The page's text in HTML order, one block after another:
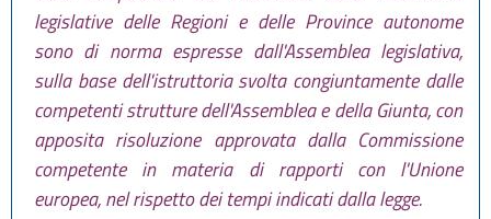
legislative delle Regioni e delle Province autonome
sono di norma espresse dall'Assemblea legislativa,
sulla base dell'istruttoria svolta congiuntamente dalle
competenti strutture dell'Assemblea e della Giunta, con
apposita risoluzione approvata dalla Commissione
competente in materia di rapporti con l'Unione
europea, nel rispetto dei tempi indicati dalla legge.